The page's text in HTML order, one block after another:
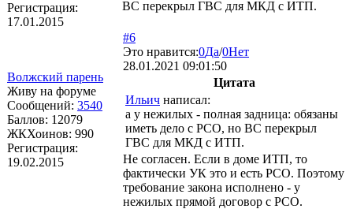
Регистрация:
17.01.2015
ВС перекрыл ГВС для МКД с ИТП.
Волжский парень
Живу на форуме
Сообщений: 3540
Баллов: 12079
ЖКХоинов: 990
Регистрация:
19.02.2015
#6
Это нравится:0Да/0Нет
28.01.2021 09:01:50
Цитата
Ильич написал:
а у нежилых - полная задница: обязаны
иметь дело с РСО, но ВС перекрыл
ГВС для МКД с ИТП.
Не согласен. Если в доме ИТП, то
фактически УК это и есть РСО. Поэтому
требование закона исполнено - у
нежилых прямой договор с РСО.